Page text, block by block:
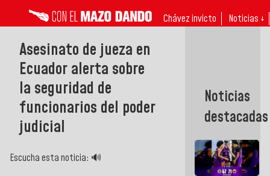
Chávez invicto Noticias ↓
Asesinato de jueza en
Ecuador alerta sobre
la seguridad de
funcionarios del poder
judicial
Escucha esta noticia: 🔊
Noticias
destacadas